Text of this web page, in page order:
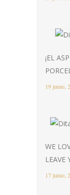
¡EL
19 junio,
WE
LEAVE
17 junio,